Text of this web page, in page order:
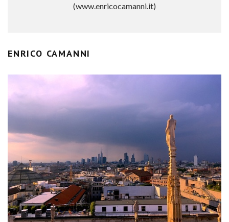
(www.enricocamanni.it)
ENRICO CAMANNI